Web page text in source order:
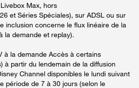
Max, hors
et Séries Spéciales), sur ADSL ou sur
inclusion concerne le flux linéaire de la
la demande et replay).
à la demande Accès à certains
à partir du lendemain de la diffusion
Channel disponibles le lundi suivant
période de 7 à 30 jours (selon le